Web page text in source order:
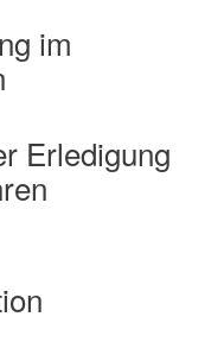
im
Erledigung